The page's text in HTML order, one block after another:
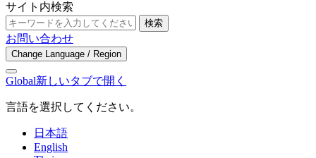
サイト内検索
検索
お問い合わせ
Change Language / Region
Global新しいタブで開く
言語を選択してください。
日本語
English